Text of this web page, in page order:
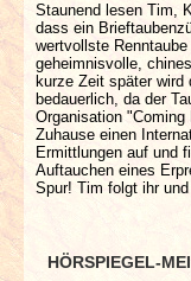
Staunend lesen Tim,
dass ein
wertvollste
geheimnisvolle,
kurze Zeit später wird
bedauerlich, da der
Organisation
Zuhause einen
Ermittlungen auf und
Auftauchen eines
Spur! Tim folgt ihr
HÖRSPIEGEL-